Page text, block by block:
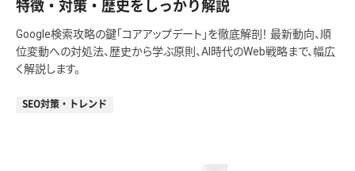
特徴・対策・歴史をしっかり解説
Google検索攻略の鍵「コアアップデート」を徹底解剖！ 最新動向、順
位変動への対処法、歴史から学ぶ原則、AI時代のWeb戦略まで、幅広
く解説します。
SEO対策・トレンド